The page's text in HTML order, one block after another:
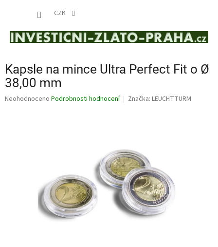
CZK
Kapsle na mince Ultra Perfect Fit o Ø
38,00 mm
Průměrné
Neohodnoceno Podrobnosti hodnocení Značka: LEUCHTTURM